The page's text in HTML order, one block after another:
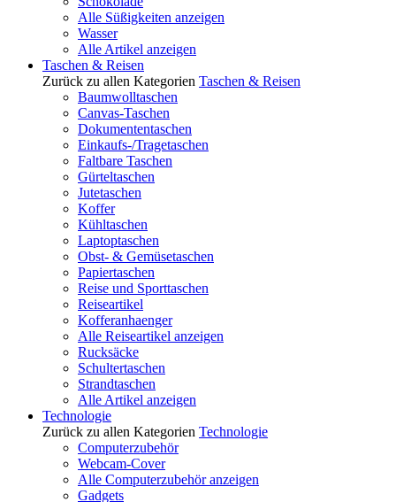
Alle Süßigkeiten anzeigen
Wasser
Alle Artikel anzeigen
Taschen & Reisen
Zurück zu allen Kategorien Taschen & Reisen
Baumwolltaschen
Canvas-Taschen
Dokumententaschen
Einkaufs-/Tragetaschen
Faltbare Taschen
Gürteltaschen
Jutetaschen
Koffer
Kühltaschen
Laptoptaschen
Obst- & Gemüsetaschen
Papiertaschen
Reise und Sporttaschen
Reiseartikel
Kofferanhaenger
Alle Reiseartikel anzeigen
Rucksäcke
Schultertaschen
Strandtaschen
Alle Artikel anzeigen
Technologie
Zurück zu allen Kategorien Technologie
Computerzubehör
Webcam-Cover
Alle Computerzubehör anzeigen
Gadgets